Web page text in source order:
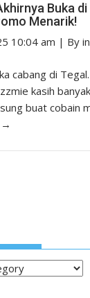
Buka
Menarik!
10:04 am | By
cabang di
kasih
buat cobain
→